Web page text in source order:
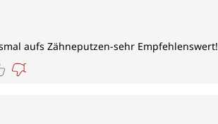
aufs Zähneputzen-sehr Empfehlenswert!